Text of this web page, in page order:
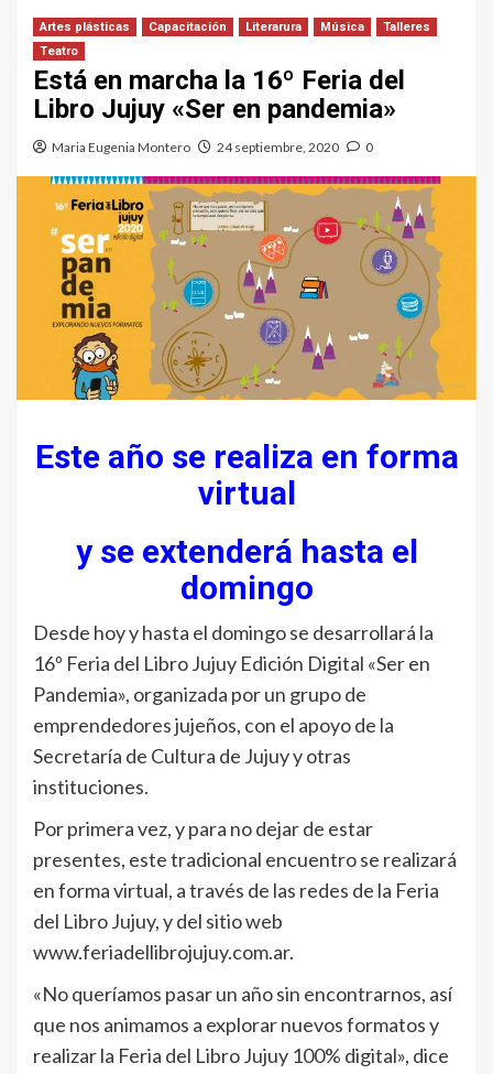
Artes plásticas Capacitación Literarura Música
Talleres
Teatro
Está en marcha la 16º Feria del
Libro Jujuy «Ser en pandemia»
Maria Eugenia Montero 24 septiembre, 2020 0
Este año se realiza en forma
virtual
y se extenderá hasta el
domingo
Desde hoy y hasta el domingo se desarrollará la
16º Feria del Libro Jujuy Edición Digital «Ser en
Pandemia», organizada por un grupo de
emprendedores jujeños, con el apoyo de la
Secretaría de Cultura de Jujuy y otras
instituciones.
Por primera vez, y para no dejar de estar
presentes, este tradicional encuentro se realizará
en forma virtual, a través de las redes de la Feria
del Libro Jujuy, y del sitio web
www.feriadellibrojujuy.com.ar.
«No queríamos pasar un año sin encontrarnos, así
que nos animamos a explorar nuevos formatos y
realizar la Feria del Libro Jujuy 100% digital», dice